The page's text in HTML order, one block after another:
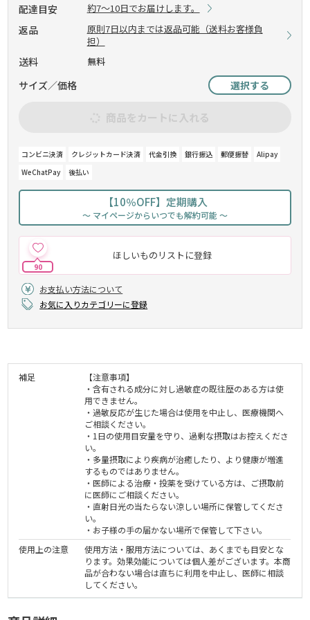
配達目安 約7～10日でお届けします。
返品
原則7日以内までは返品可能（送料お客様負
担）
送料 無料
サイズ／価格 選択する
商品をカートに入れる
コンビニ決済 クレジットカード決済 代金引換 銀行振込 郵便振替
Alipay
WeChatPay
後払い
【10％OFF】定期購入
～ マイページからいつでも解約可能 ～
ほしいものリストに登録
90
お支払い方法について
お気に入りカテゴリーに登録
補足
【注意事項】
・含有される成分に対し過敏症の既往歴のある方は使
用できません。
・過敏反応が生じた場合は使用を中止し、医療機関へ
ご相談ください。
・1日の使用目安量を守り、過剰な摂取はお控えくださ
い。
・多量摂取により疾病が治癒したり、より健康が増進
するものではありません。
・医師による治療・投薬を受けている方は、ご摂取前
に医師にご相談ください。
・直射日光の当たらない涼しい場所に保管してくださ
い。
・お子様の手の届かない場所で保管して下さい。
使用上の注意
使用方法・服用方法については、あくまでも目安とな
ります。効果効能については個人差がございます。本商
品が合わない場合は直ちに利用を中止し、医師に相談
してください。